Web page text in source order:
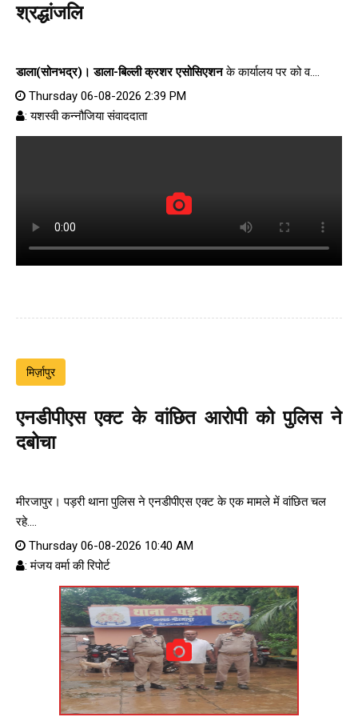
श्रद्धांजलि
डाला(सोनभद्र)। डाला-बिल्ली क्रशर एसोसिएशनके कार्यालय पर को व....
Thursday 06-08-2026 2:39 PM
: यशस्वी कन्नौजिया संवाददाता
मिर्ज़ापुर
एनडीपीएस एक्ट के वांछित आरोपी को पुलिस ने
दबोचा
मीरजापुर। पड़री थाना पुलिस ने एनडीपीएस एक्ट के एक मामले में वांछित चल
रहे....
Thursday 06-08-2026 10:40 AM
: मंजय वर्मा की रिपोर्ट